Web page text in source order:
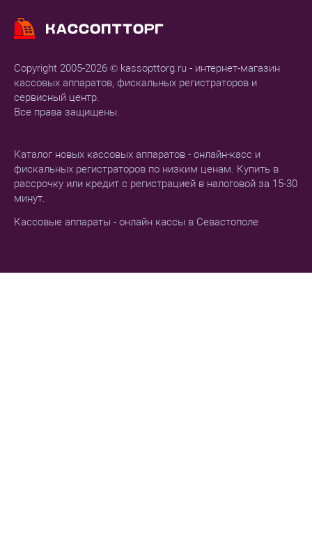
Copyright 2005-2026 © kassopttorg.ru - интернет-магазин
кассовых аппаратов, фискальных регистраторов и
сервисный центр.
Все права защищены.
Каталог новых кассовых аппаратов - онлайн-касс и
фискальных регистраторов по низким ценам. Купить в
рассрочку или кредит с регистрацией в налоговой за 15-30
минут.
Кассовые аппараты - онлайн кассы в Севастополе